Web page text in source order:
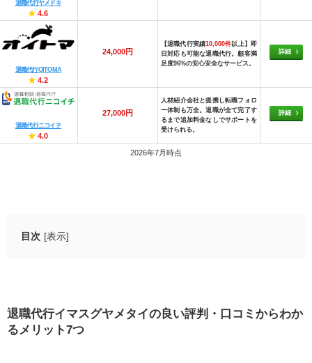
退職代行ヤメドキ
★ 4.6
退職代行OITOMA
★ 4.2
24,000円
【退職代行実績10,000件以上】即
日対応も可能な退職代行。顧客満
足度96%の安心安全なサービス。
詳細
退職代行ニコイチ
★ 4.0
27,000円
人材紹介会社と提携し転職フォロ
ー体制も万全。退職が全て完了す
るまで追加料金なしでサポートを
受けられる。
詳細
2026年7月時点
目次 [表示]
対応がスピーディーで思っていたより早く退職でき
た
退職代行イマスグヤメタイの良い評判・口コミからわか
るメリット7つ